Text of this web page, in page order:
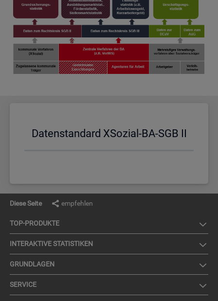
Da­ten­stan­dard XSo­zi­al-BA-SGB II
Diese Seite empfehlen
TOP-PRO­DUK­TE
IN­TER­AK­TI­VE STA­TIS­TI­KEN
GRUND­LA­GEN
SER­VICE